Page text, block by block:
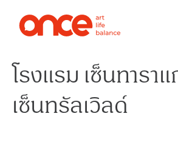
โรงแรม เซ็นทารา
เซ็นทรัลเวิลด์